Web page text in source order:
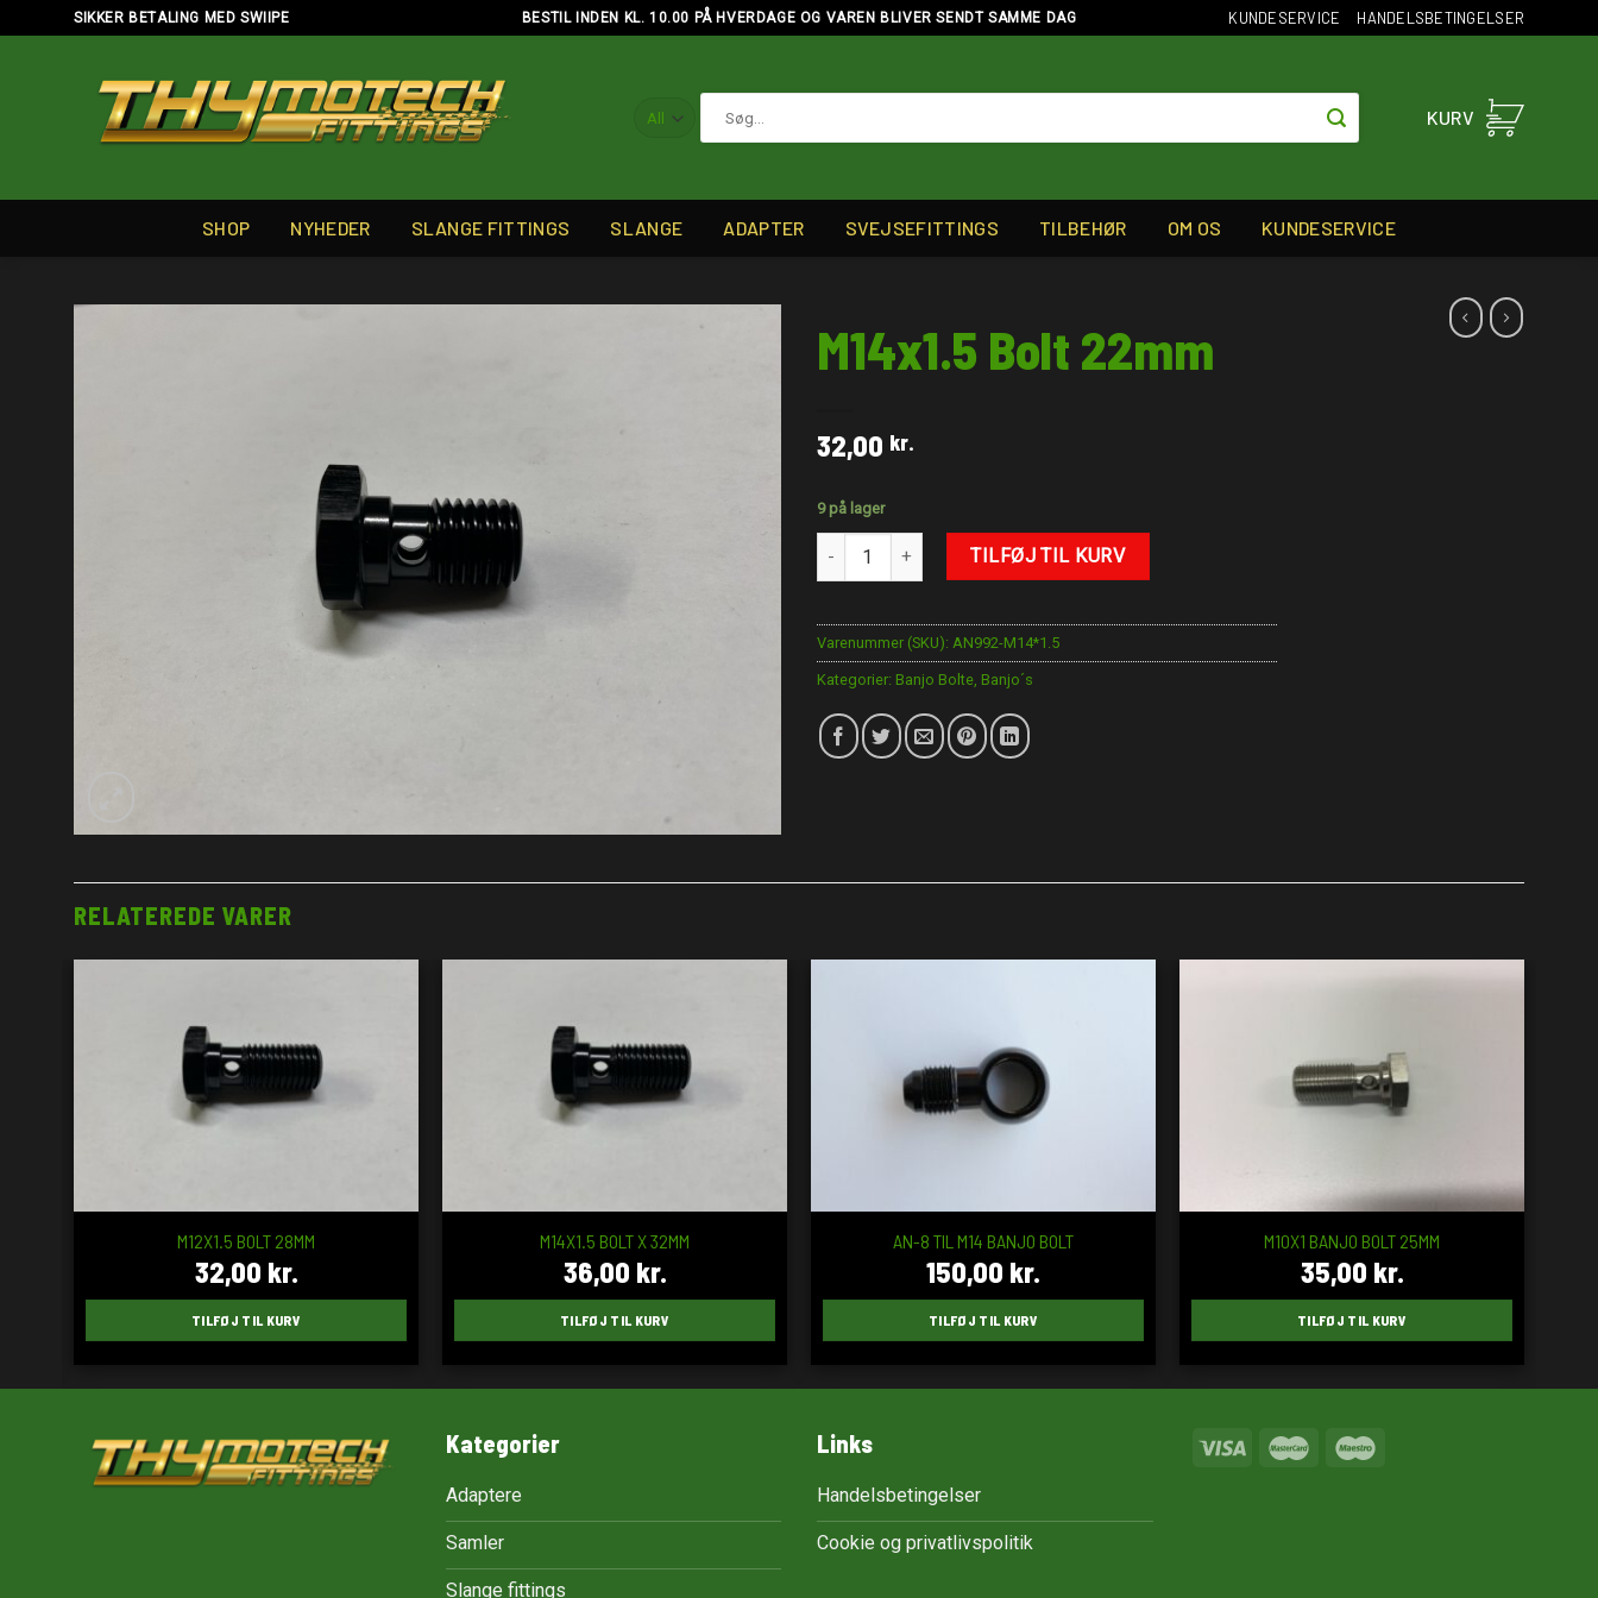
to
SIKKER BETALING MED SWIIPE BESTIL INDEN KL. 10.00 PÅ HVERDAGE OG VAREN BLIVER SENDT SAMME DAG KUNDESERVICE HANDELSBETINGELSER
efter:
KURV
SHOP NYHEDER SLANGE FITTINGS SLANGE ADAPTER SVEJSEFITTINGS TILBEHØR OM OS KUNDESERVICE
M14x1.5 Bolt 22mm
32,00 kr.
9 på lager
M14x1.5 Bolt 22mm antalTILFØJ TIL KURV
Varenummer (SKU): AN992-M14*1.5
Kategorier: Banjo Bolte, Banjo´s
RELATEREDE VARER
M12X1.5 BOLT 28MM
32,00 kr.
TILFØJ TIL KURV
M14X1.5 BOLT X 32MM
36,00 kr.
TILFØJ TIL KURV
AN-8 TIL M14 BANJO BOLT
150,00 kr.
TILFØJ TIL KURV
M10X1 BANJO BOLT 25MM
35,00 kr.
TILFØJ TIL KURV
Kategorier
Adaptere
Samler
Slange fittings
Links
Handelsbetingelser
Cookie og privatlivspolitik